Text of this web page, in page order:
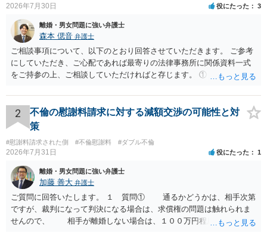
2026年7月30日 役にたった 3
離婚・男女問題に強い弁護士
森本 偲音 弁護士
ご相談事項について、以下のとおり回答させていただきます。 ご参考
にしていただき、ご心配であれば最寄りの法律事務所に関係資料一式
をご持参の上、ご相談していただければと存じます。 ① このLINEの
される可能性はあるのか ⇒LINEを含む１００万円の貸付に至るまでの
やり取り等の経緯、誓約書の内容等を踏まえて、関係を清算するため
の 金銭であったと評価される可能性はあると考えます。 ② 「今後一
どの程度証拠価値があるのか ⇒前後のやり取りや誓約書の具体的内容
を見ない限り、具体的な判断はできませんが、一定の証拠価値はある
と考えます。 ③ 借用書があっても、後から100万円を貸付扱いに変更
することは認められるのか。 ⇒おそらく１００万円は不当利得（受け
取る正当な権利がないのに利益を取得した）として返還請求されてい
るものかと推察しますので、 貸金返還ではないかと存じます。 ④ 私
は現在、収入も不安定で貯金もなくリボ払い借金が既に約100万あり。
今年に再婚したが主人はお金に厳しい為、一括で220万円を支払う事は
2
不倫の慰謝料請求に対する減額交渉の可能性と対
策
#慰謝料請求された側 #不倫慰謝料 #ダブル不倫
2026年7月31日 役にたった 1
離婚・男女問題に強い弁護士
加藤 善大 弁護士
ご質問に回答いたします。 １ 質問① 通るかどうかは、相手次第
ですが、裁判になって判決になる場合は、求償権の問題は触れられま
せんので、 相手が離婚しない場合は、１００万円程度となる可能